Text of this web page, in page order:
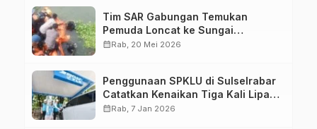
Tim SAR Gabungan Temukan
Pemuda Loncat ke Sungai
Pampang Makassar
calendar_monthRab, 20 Mei 2026
Penggunaan SPKLU di Sulselrabar
Catatkan Kenaikan Tiga Kali Lipat
di Tahun 2025
calendar_monthRab, 7 Jan 2026